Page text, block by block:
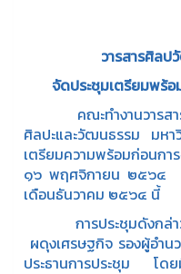
วารสารศิล
จัดประชุมเตรียมพร้
คณะทำงานวารสาร
ศิลปะและวัฒนธรรม มห
เตรียมความพร้อมก่อน
๑๖ พฤศจิกายน ๒๕๖๔
เดือนธันวาคม ๒๕๖๔ นี้
การประชุมดังกล่าว
ผดุงเศรษฐกิจ รองผู้อำน
ประธานการประชุม โดย